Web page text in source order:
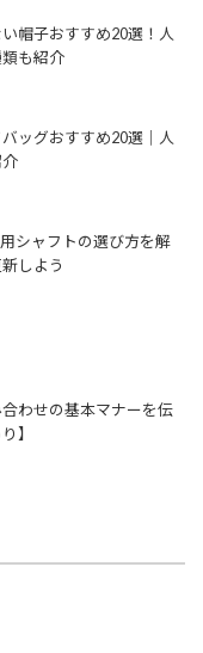
帽子おすすめ20選！人
も紹介
ッグおすすめ20選｜人
シャフトの選び方を解
しよう
合わせの基本マナーを伝
】